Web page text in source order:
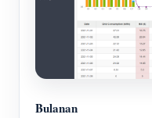
Bulanan